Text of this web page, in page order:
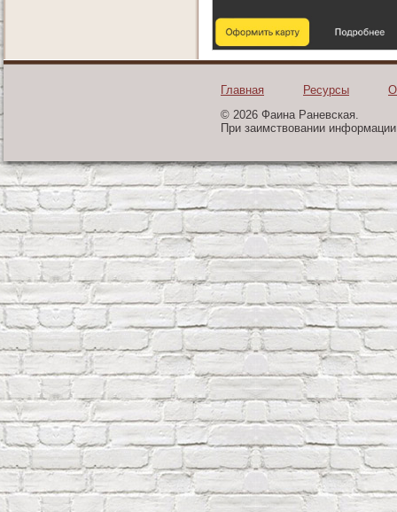
Главная Ресурсы
© 2026 Фаина Раневская.
При заимствовании